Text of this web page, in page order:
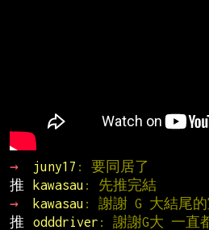
→ juny17 : 要同居了
推
kawasau : 先推完結
→
kawasau : 謝謝 G 大結尾的
推
odddriver : 謝謝G大 一直